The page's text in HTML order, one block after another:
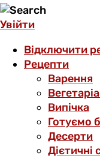
Увійти
Відключити
Рецепти
Варення
Випічка
Готуємо
Десерти
Дієтичні